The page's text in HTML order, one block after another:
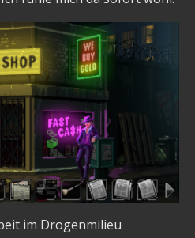
im Drogenmilieu